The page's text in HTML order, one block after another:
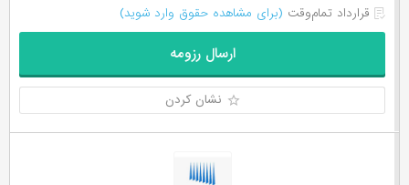
قرارداد تمام‌وقت (برای مشاهده حقوق وارد شوید)
ارسال رزومه
نشان کردن